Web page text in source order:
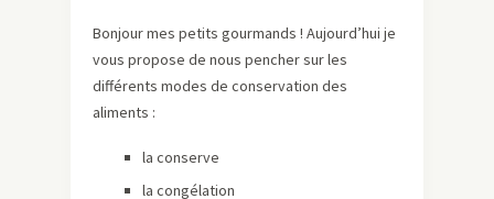
Bonjour mes petits gourmands ! Aujourd’hui je
vous propose de nous pencher sur les
différents modes de conservation des
aliments :
la conserve
la congélation